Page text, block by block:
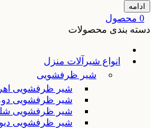
ادامه
0 محصول
دسته بندی محصولات
انواع شیرآلات منزل
شیر ظرفشویی
شیر ظرفشویی
شیر ظرفشویی
شیر ظرفشویی
شیر ظرفشویی